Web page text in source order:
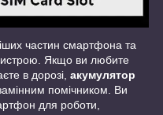
частин смартфона та
Якщо ви любите
в дорозі, акумулятор
помічником. Ви
для роботи,